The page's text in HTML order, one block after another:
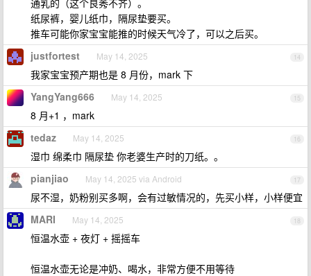
通乳的（这个良莠不齐）。
纸尿裤，婴儿纸巾，隔尿垫要买。
推车可能你家宝宝能推的时候天气冷了，可以之后买。
14
justfortest May 14, 2025
我家宝宝预产期也是 8 月份，mark 下
15
YangYang666 May 14, 2025
8 月+1 ，mark
16
tedaz May 14, 2025
湿巾 绵柔巾 隔尿垫 你老婆生产时的刀纸。。
17
pianjiao May 14, 2025 via Android
尿不湿，奶粉别买多啊，会有过敏情况的，先买小样，小样便宜
18
MARI May 14, 2025
恒温水壶 + 夜灯 + 摇摇车
恒温水壶无论是冲奶、喝水，非常方便不用等待